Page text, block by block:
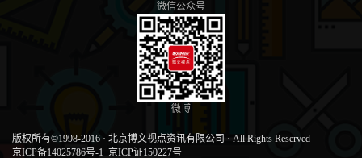
微信公众号
微博
版权所有©1998-2016 · 北京博文视点资讯有限公司 · All Rights Reserved
京ICP备14025786号-1 京ICP证150227号